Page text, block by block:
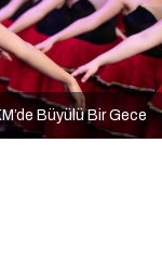
Büyülü Bir Gece